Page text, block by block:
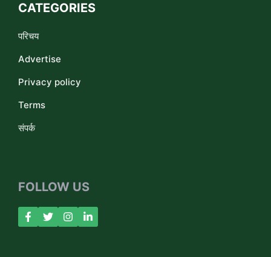
CATEGORIES
परिचय
Advertise
Privacy policy
Terms
संपर्क
FOLLOW US